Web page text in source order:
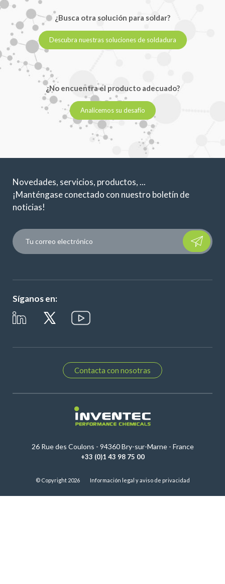
¿Busca otra solución para soldar?
Descubra nuestras soluciones de soldadura
¿No encuentra el producto adecuado?
Analicemos su desafío
Novedades, servicios, productos, ...
¡Manténgase conectado con nuestro boletín de
noticias!
Please
Síganos en:
Contacta con nosotras
26 Rue des Coulons - 94360 Bry-sur-Marne - France
+33 (0)1 43 98 75 00
© Copyright 2026 Información legal y aviso de privacidad